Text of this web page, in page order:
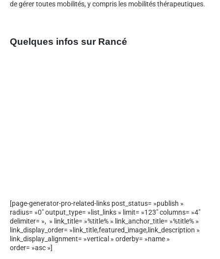
de gérer toutes mobilités, y compris les mobilités thérapeutiques.
Quelques infos sur Rancé
[page-generator-pro-related-links post_status= »publish »
radius= »0″ output_type= »list_links » limit= »123″ columns= »4″
delimiter= », » link_title= »%title% » link_anchor_title= »%title% »
link_display_order= »link_title,featured_image,link_description »
link_display_alignment= »vertical » orderby= »name »
order= »asc »]